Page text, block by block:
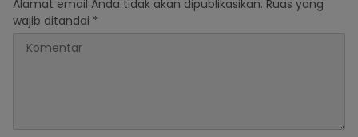
Alamat email Anda tidak akan dipublikasikan. Ruas yang
wajib ditandai *